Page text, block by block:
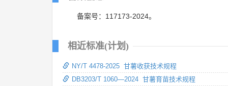
备案号：117173-2024。
相近标准(计划)
NY/T 4478-2025 甘薯收获技术规程
DB3203/T 1060—2024 甘薯育苗技术规程